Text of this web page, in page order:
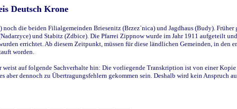
Deutsch Krone
die beiden Filialgemeinden Briesenitz (Brzez`nica) und Jagdhaus (Budy).
und Stabitz (Zdbice). Die Pfarrei Zippnow wurde im Jahr 1911 aufgeteilt
errichtet. Ab diesem Zeitpunkt, müssen für diese ländlichen Gemeinden, in den
worden.
weist auf folgende Sachverhalte hin: Die vorliegende Transkription ist von einer
dennoch zu Übertragungsfehlern gekommen sein. Deshalb wird kein Anspruch